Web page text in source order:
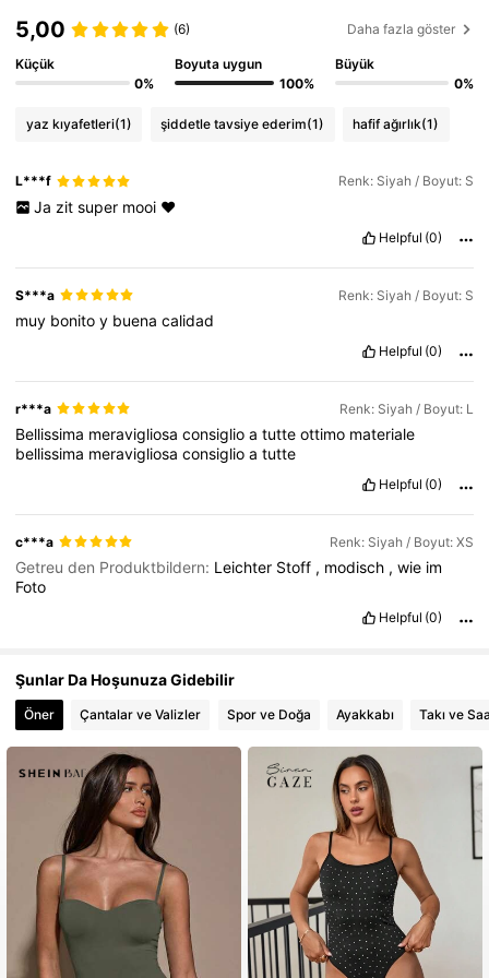
5,00 (6) Daha fazla göster
Küçük
0%
Boyuta uygun
100%
Büyük
0%
yaz kıyafetleri(1) şiddetle tavsiye ederim(1) hafif ağırlık(1)
L***f Renk: Siyah / Boyut: S
Ja zit super mooi ❤️
Helpful (0)
S***a Renk: Siyah / Boyut: S
muy bonitoy buenacalidad
Helpful (0)
r***a Renk: Siyah / Boyut: L
Bellissima meravigliosaconsiglioatutteottimo materiale
bellissima meravigliosaconsiglioatutte
Helpful (0)
c***a Renk: Siyah / Boyut: XS
Getreu den Produktbildern: Leichter Stoff , modisch ,wie im
Foto
Helpful (0)
Şunlar Da Hoşunuza Gidebilir
Öner Çantalar ve Valizler Spor ve Doğa Ayakkabı Takı ve